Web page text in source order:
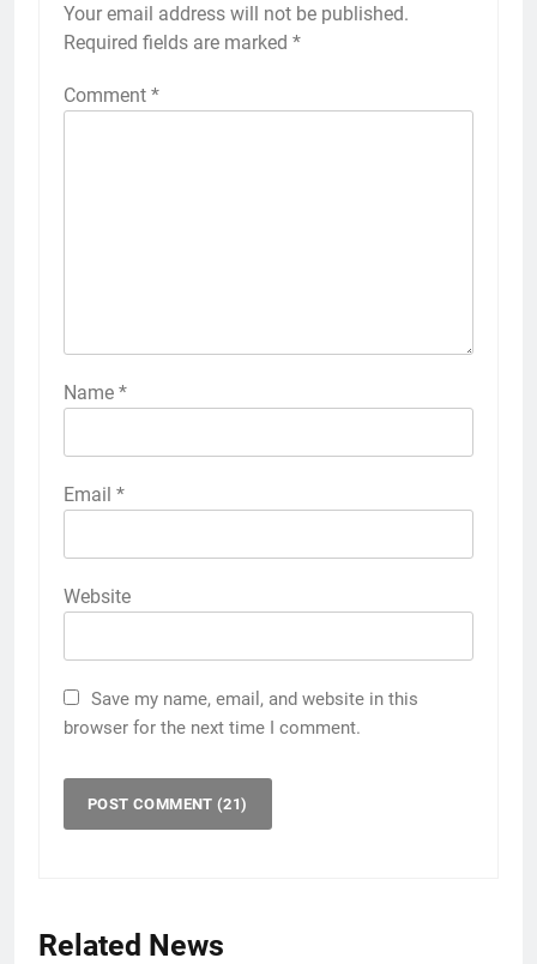
Your email address will not be published.
Required fields are marked *
Comment *
Name *
Email *
Website
Save my name, email, and website in this
browser for the next time I comment.
Related News